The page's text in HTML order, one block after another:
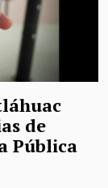
de
Pública